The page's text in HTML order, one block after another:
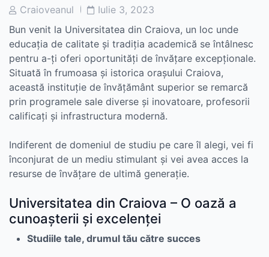
PostCraioveanul
PostIulie 3, 2023
Bun venit la Universitatea din Craiova, un loc unde
educația de calitate și tradiția academică se întâlnesc
pentru a-ți oferi oportunități de învățare excepționale.
Situată în frumoasa și istorica orașului Craiova,
această instituție de învățământ superior se remarcă
prin programele sale diverse și inovatoare, profesorii
calificați și infrastructura modernă.
Indiferent de domeniul de studiu pe care îl alegi, vei fi
înconjurat de un mediu stimulant și vei avea acces la
resurse de învățare de ultimă generație.
Universitatea din Craiova – O oază a
cunoașterii și excelenței
Studiile tale, drumul tău către succes